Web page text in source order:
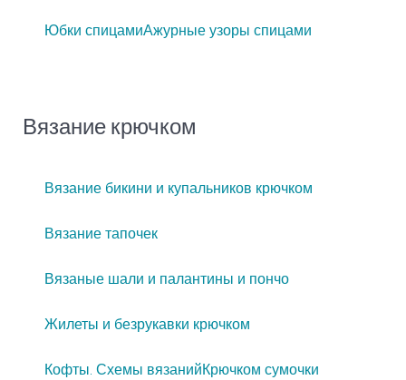
Юбки спицамиАжурные узоры спицами
Вязание крючком
Вязание бикини и купальников крючком
Вязание тапочек
Вязаные шали и палантины и пончо
Жилеты и безрукавки крючком
Кофты. Схемы вязанийКрючком сумочки